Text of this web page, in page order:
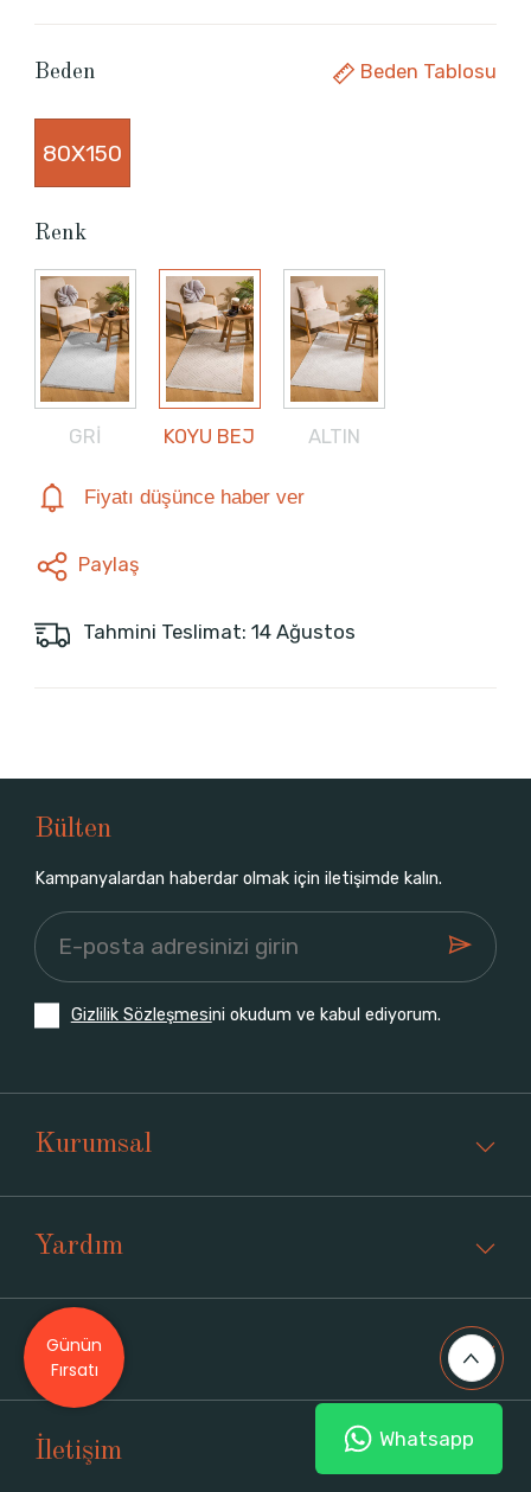
Beden Beden Tablosu
80X150
Renk
GRİ KOYU BEJ ALTIN
Fiyatı düşünce haber ver
Paylaş
Tahmini Teslimat: 14 Ağustos
Bülten
Kampanyalardan haberdar olmak için iletişimde kalın.
Gizlilik Sözleşmesini okudum ve kabul ediyorum.
Kurumsal
Yardım
Üyelik
İletişim Whatsapp
Günün
Fırsatı